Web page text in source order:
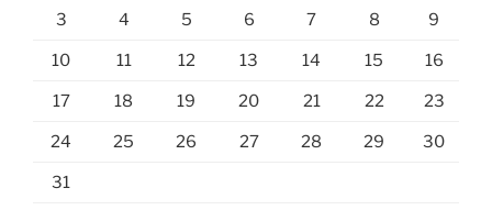
3 4 5 6 7 8 9
10 11 12 13 14 15 16
17 18 19 20 21 22 23
24 25 26 27 28 29 30
31